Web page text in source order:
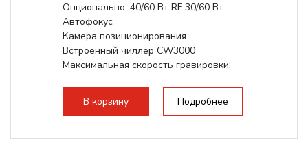
Опционально: 40/60 Вт RF 30/60 Вт
Автофокус
Камера позиционирования
Встроенный чиллер CW3000
Максимальная скорость гравировки:
В корзину Подробнее